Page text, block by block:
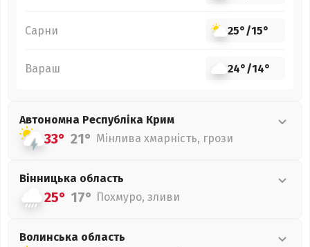
Сарни 25°/15°
Вараш 24°/14°
Автономна Республіка Крим
33° 21° Мінлива хмарність, грози
Вінницька область
25° 17° Похмуро, зливи
Волинська область